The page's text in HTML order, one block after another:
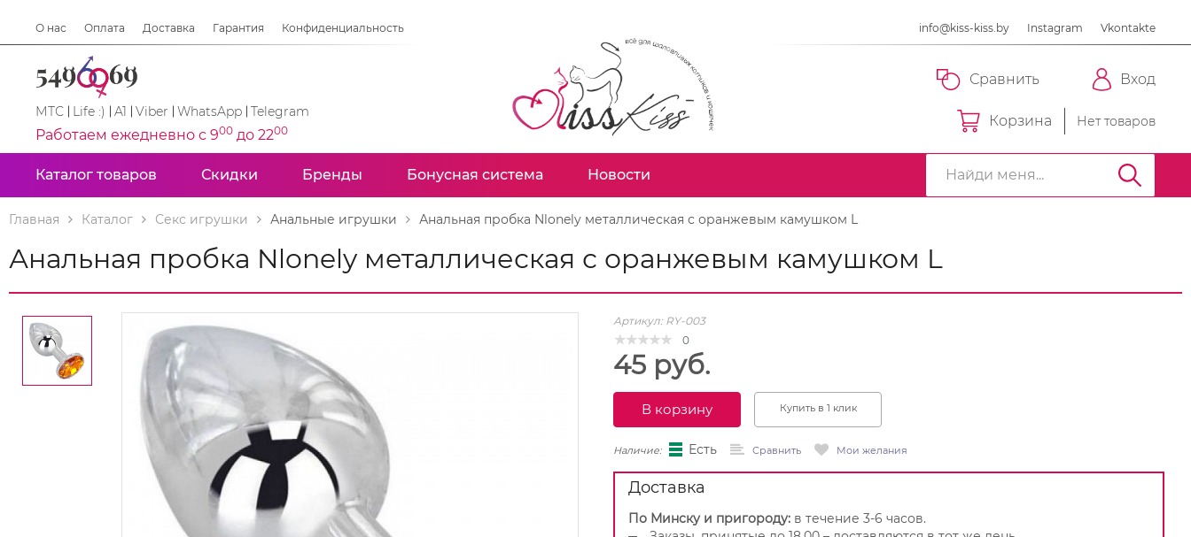
О нас Оплата Доставка Гарантия Конфиденциальность info@kiss-kiss.by Instagram Vkontakte
МТС Life :) A1 Viber WhatsApp Telegram
Работаем ежедневно с 900 до 2200
Сравнить Вход
Корзина Нет товаров
Каталог товаров Скидки Бренды Бонусная система Новости
Главная Каталог Секс игрушки Анальные игрушки Анальная пробка Nlonely металлическая с оранжевым камушком L
Анальная пробка Nlonely металлическая с оранжевым камушком L
Артикул: RY-003
0
45 руб.
В корзину Купить в 1 клик
Наличие: Есть Сравнить Мои желания
Доставка
По Минску и пригороду: в течение 3-6 часов.